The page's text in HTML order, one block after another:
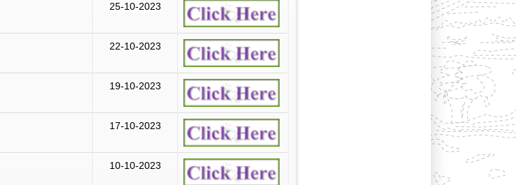
25-10-2023
22-10-2023
19-10-2023
17-10-2023
10-10-2023